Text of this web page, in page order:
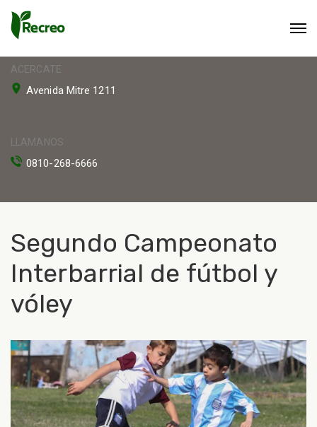
ACERCATE
Avenida Mitre 1211
LLAMANOS
0810-268-6666
Segundo Campeonato
Interbarrial de fútbol y
vóley